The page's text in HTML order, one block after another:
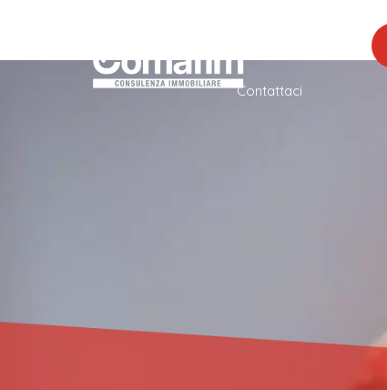
Contattaci